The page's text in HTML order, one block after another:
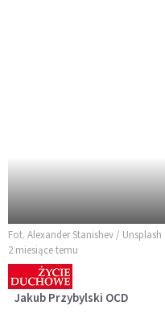
Fot. Alexander Stanishev / Unsplash
2 miesiące temu
Jakub Przybylski OCD